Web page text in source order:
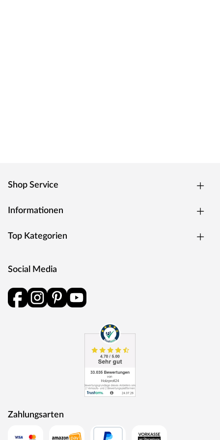
Shop Service
Informationen
Top Kategorien
Social Media
Zahlungsarten